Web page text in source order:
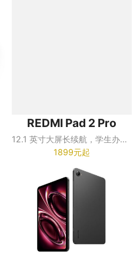
REDMI Pad 2 Pro
1899元起